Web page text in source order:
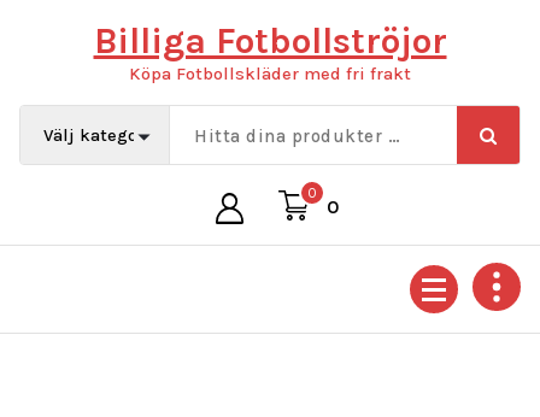
Billiga Fotbollströjor
Köpa Fotbollskläder med fri frakt
0
0